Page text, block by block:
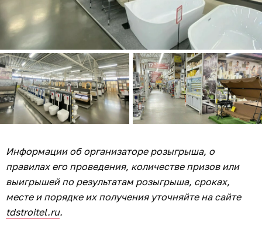
Информации об организаторе розыгрыша, о
правилах его проведения, количестве призов или
выигрышей по результатам розыгрыша, сроках,
месте и порядке их получения уточняйте на сайте
tdstroitel.ru.